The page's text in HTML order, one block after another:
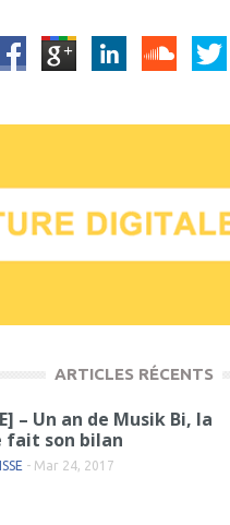
ARTICLES RÉCENTS
– Un an de Musik Bi, la
son bilan
- Mar 24, 2017